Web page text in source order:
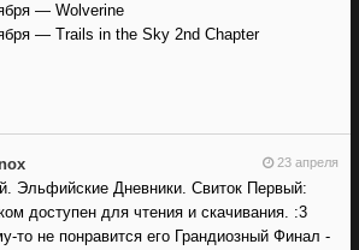
— Wolverine
— Trails in the Sky 2nd Chapter
23 апреля
Эльфийские Дневники. Свиток Первый:
доступен для чтения и скачивания. :3
то не понравится его Грандиозный Финал -